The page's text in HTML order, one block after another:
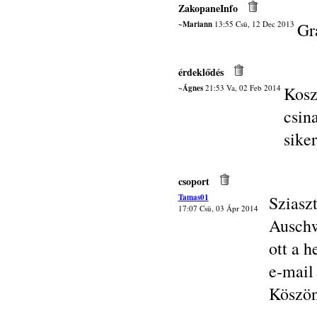
ZakopaneInfo
~Mariann13:55 Csü, 12 Dec 2013
érdeklődés
~Ágnes21:53 Va, 02 Feb 2014
csoport
Tamas01
17:07 Csü, 03 Ápr 2014
ott a
e-mail